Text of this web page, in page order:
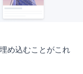
込むことがこれ